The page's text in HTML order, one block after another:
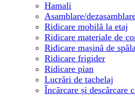
Hamali
Asamblare/
Ridicare mobilă la etaj
Ridicare materiale de
Ridicare mașină de
Ridicare frigider
Ridicare pian
Lucrări de tachelaj
Încărcare și descărcare